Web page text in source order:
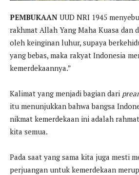
PEMBUKAAN UUD NRI 1945
rakhmat Allah Yang Maha Kuasa dan
oleh keinginan luhur, supaya
yang bebas, maka rakyat Indonesia
kemerdekaannya.”
Kalimat yang menjadi bagian dari
itu menunjukkan bahwa bangsa
nikmat kemerdekaan ini adalah
kita semua.
Pada saat yang sama kita juga mesti
perjuangan untuk kemerdekaan